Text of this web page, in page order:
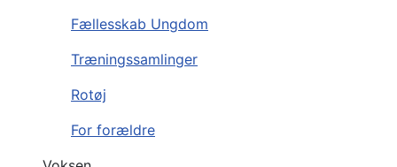
Fællesskab Ungdom
Træningssamlinger
Rotøj
For forældre